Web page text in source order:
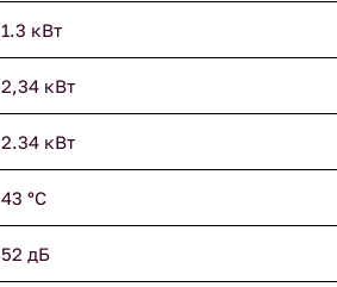
1.3 кВт
2,34 кВт
2.34 кВт
43 °С
52 дБ